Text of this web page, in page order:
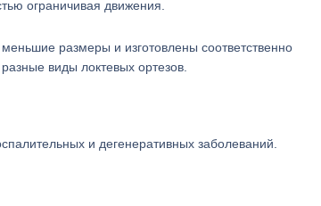
ограничивая движения.
размеры и изготовлены соответственно
виды локтевых ортезов.
и дегенеративных заболеваний.